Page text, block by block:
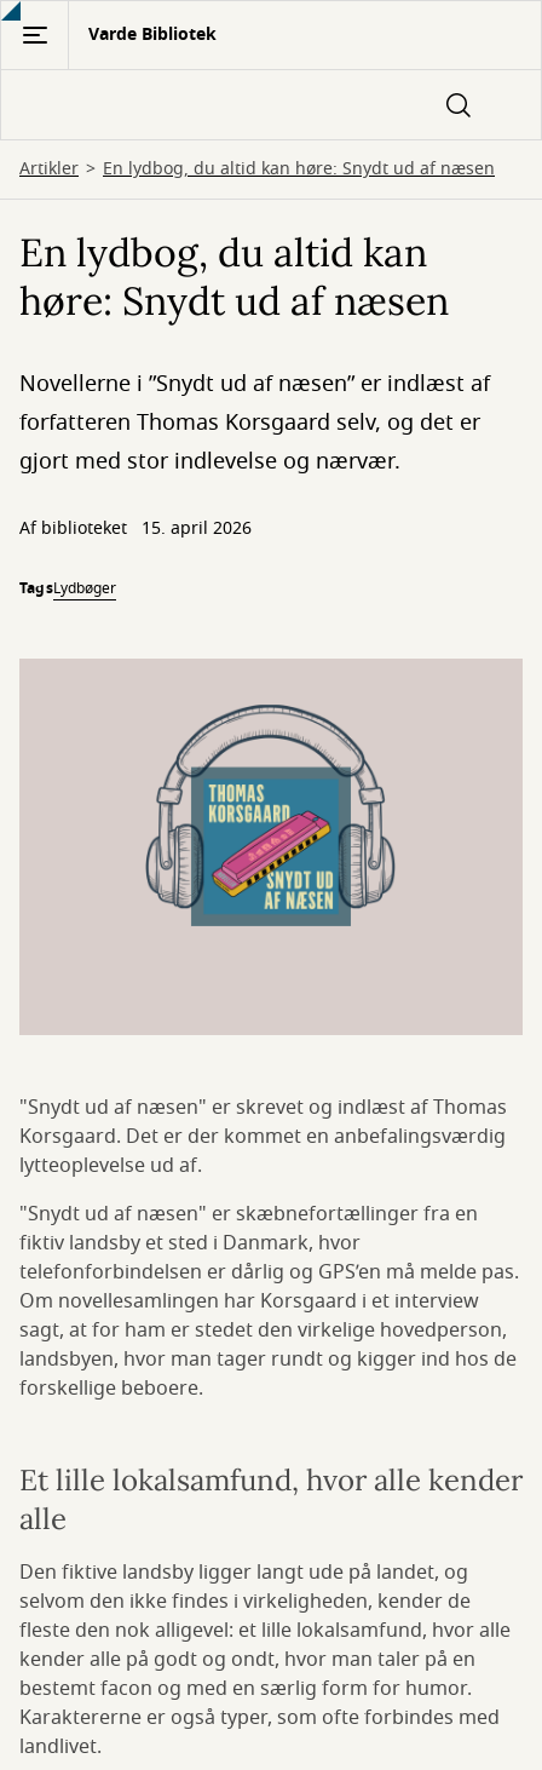
Gå
hovedindhold
Varde Bibliotek
Artikler En lydbog, du altid kan høre: Snydt ud af næsen
En lydbog, du altid kan
høre: Snydt ud af næsen
Novellerne i ”Snydt ud af næsen” er indlæst af
forfatteren Thomas Korsgaard selv, og det er
gjort med stor indlevelse og nærvær.
Af biblioteket 15. april 2026
TagsLydbøger
"Snydt ud af næsen" er skrevet og indlæst af Thomas
Korsgaard. Det er der kommet en anbefalingsværdig
lytteoplevelse ud af.
"Snydt ud af næsen" er skæbnefortællinger fra en
fiktiv landsby et sted i Danmark, hvor
telefonforbindelsen er dårlig og GPS’en må melde pas.
Om novellesamlingen har Korsgaard i et interview
sagt, at for ham er stedet den virkelige hovedperson,
landsbyen, hvor man tager rundt og kigger ind hos de
forskellige beboere.
Et lille lokalsamfund, hvor alle kender
alle
Den fiktive landsby ligger langt ude på landet, og
selvom den ikke findes i virkeligheden, kender de
fleste den nok alligevel: et lille lokalsamfund, hvor alle
kender alle på godt og ondt, hvor man taler på en
bestemt facon og med en særlig form for humor.
Karaktererne er også typer, som ofte forbindes med
landlivet.